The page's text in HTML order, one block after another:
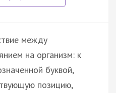
между
на организм: к
буквой,
позицию,